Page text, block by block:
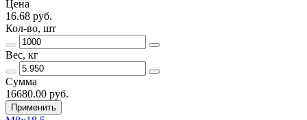
Цена
16.68 руб.
Кол-во, шт
Вес, кг
Сумма
16680.00 руб.
Применить